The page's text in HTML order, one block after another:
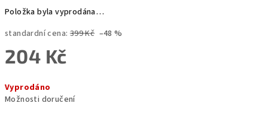
Položka byla vyprodána…
standardní cena: 399 Kč –48 %
204 Kč
cena:
Vyprodáno
Možnosti doručení